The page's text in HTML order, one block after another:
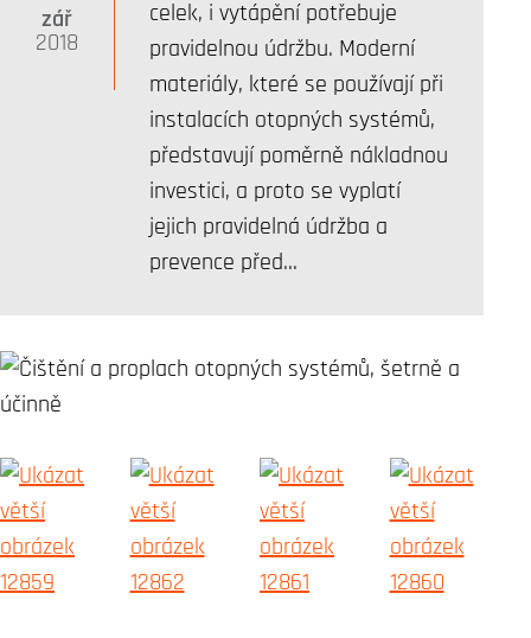
zář
2018
celek, i vytápění potřebuje
pravidelnou údržbu. Moderní
materiály, které se používají při
instalacích otopných systémů,
představují poměrně nákladnou
investici, a proto se vyplatí
jejich pravidelná údržba a
prevence před…